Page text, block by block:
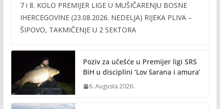
e
b
o
k
itt
er
ai
l
p
y
n
k
7 i 8. KOLO PREMIJER LIGE U MUŠIČARENJU BOSNE
IHERCEGOVINE (23.08.2026. NEDELJA) RIJEKA PLIVA –
ŠIPOVO, TAKMIČENJE U 2 SEKTORA
Poziv za učešće u Premijer ligi SRS
BiH u disciplini ‘Lov šarana i amura’
6. Augusta 2026.